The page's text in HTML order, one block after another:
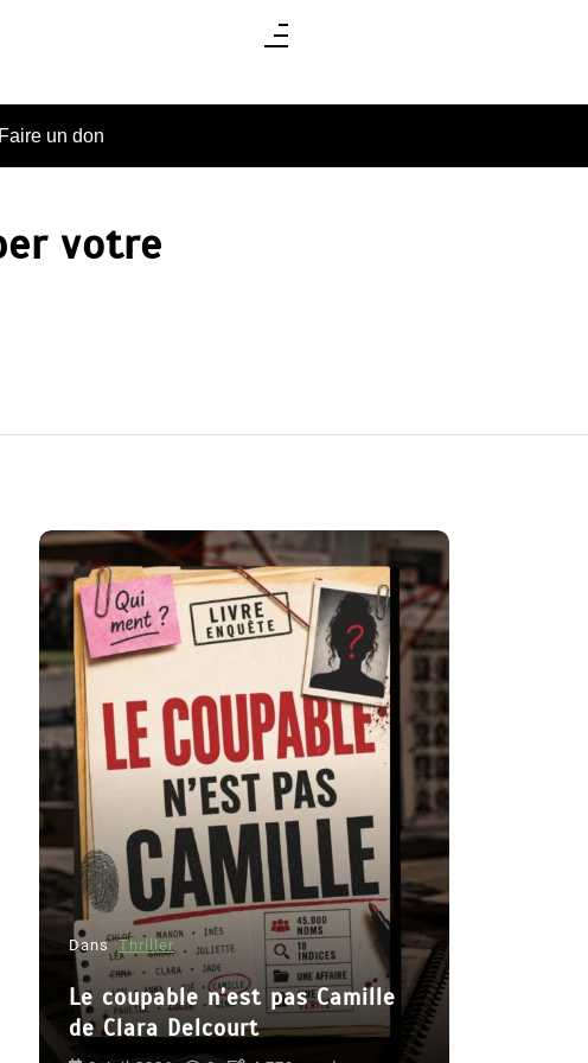
un don
votre
Dans Thriller
Le coupable n’est pas Camille
de Clara Delcourt